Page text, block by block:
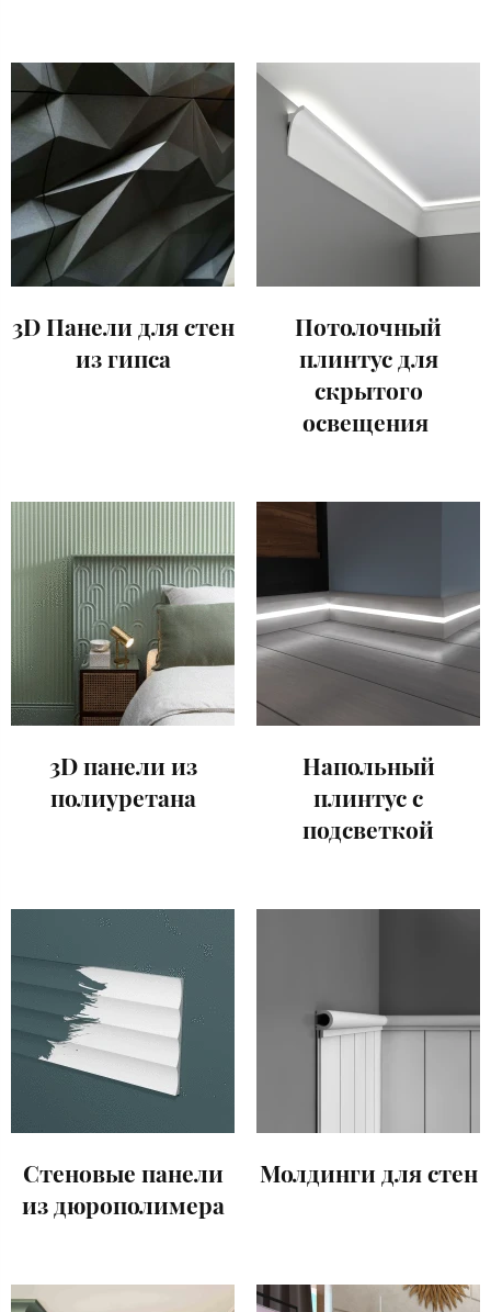
3D Панели для стен
из гипса
Потолочный
плинтус для
скрытого
освещения
3D панели из
полиуретана
Напольный
плинтус с
подсветкой
Стеновые панели
из дюрополимера
Молдинги для стен